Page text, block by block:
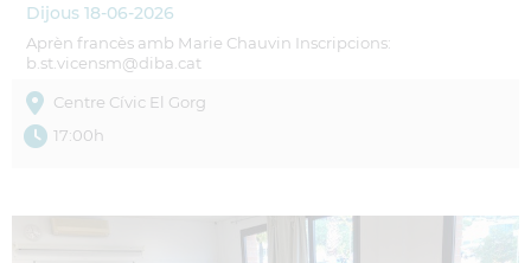
Dijous 18-06-2026
Aprèn francès amb Marie Chauvin Inscripcions:
b.st.vicensm@diba.cat
Centre Cívic El Gorg
17:00h